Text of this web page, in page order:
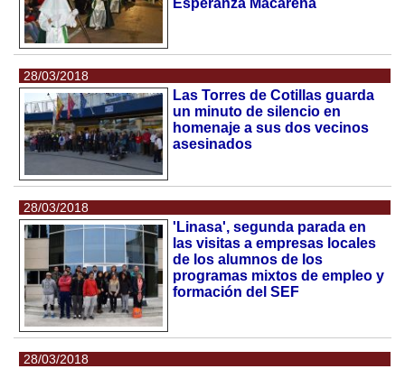
28/03/2018
Las Torres de Cotillas guarda
un minuto de silencio en
homenaje a sus dos vecinos
asesinados
28/03/2018
'Linasa', segunda parada en
las visitas a empresas locales
de los alumnos de los
programas mixtos de empleo y
formación del SEF
28/03/2018